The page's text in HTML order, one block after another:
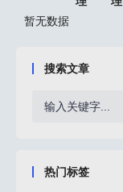
暂无数据
搜索文章
热门标签